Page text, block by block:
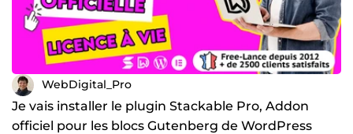
WebDigital_Pro
Je vais installer le plugin Stackable Pro, Addon
officiel pour les blocs Gutenberg de WordPress